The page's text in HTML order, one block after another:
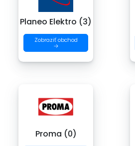
Planeo Elektro (3)
Zobraziť obchod
→
Proma (0)